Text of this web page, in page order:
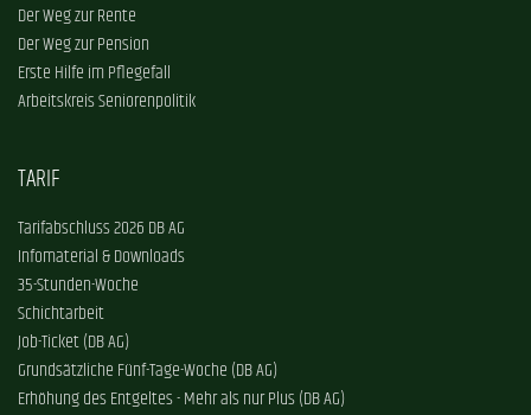
Der Weg zur Rente
Der Weg zur Pension
Erste Hilfe im Pflegefall
Arbeitskreis Seniorenpolitik
TARIF
Tarifabschluss 2026 DB AG
Infomaterial & Downloads
35-Stunden-Woche
Schichtarbeit
Job-Ticket (DB AG)
Grundsätzliche Fünf-Tage-Woche (DB AG)
Erhöhung des Entgeltes - Mehr als nur Plus (DB AG)